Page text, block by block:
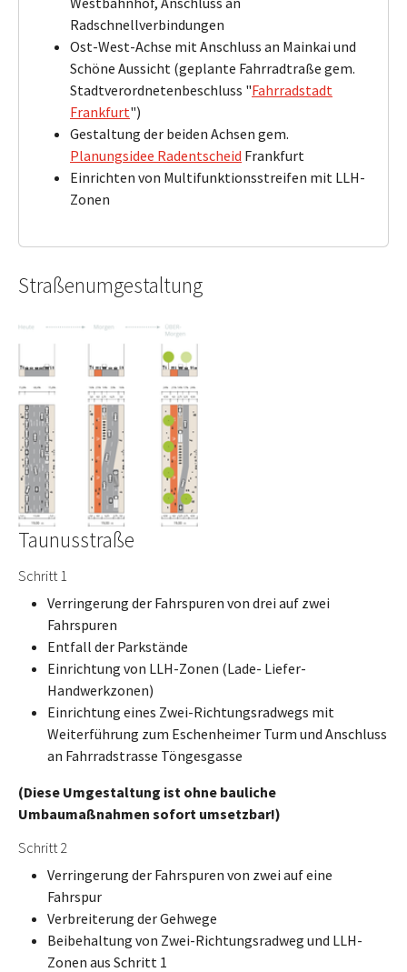
Radschnellverbindungen
Ost-West-Achse mit Anschluss an Mainkai und
Schöne Aussicht (geplante Fahrradtraße gem.
Stadtverordnetenbeschluss "Fahrradstadt
Frankfurt")
Gestaltung der beiden Achsen gem.
Planungsidee Radentscheid Frankfurt
Einrichten von Multifunktionsstreifen mit LLH-
Zonen
Straßenumgestaltung
Taunusstraße
Schritt 1
Verringerung der Fahrspuren von drei auf zwei
Fahrspuren
Entfall der Parkstände
Einrichtung von LLH-Zonen (Lade- Liefer-
Handwerkzonen)
Einrichtung eines Zwei-Richtungsradwegs mit
Weiterführung zum Eschenheimer Turm und Anschluss
an Fahrradstrasse Töngesgasse
(Diese Umgestaltung ist ohne bauliche
Umbaumaßnahmen sofort umsetzbar!)
Schritt 2
Verringerung der Fahrspuren von zwei auf eine
Fahrspur
Verbreiterung der Gehwege
Beibehaltung von Zwei-Richtungsradweg und LLH-
Zonen aus Schritt 1